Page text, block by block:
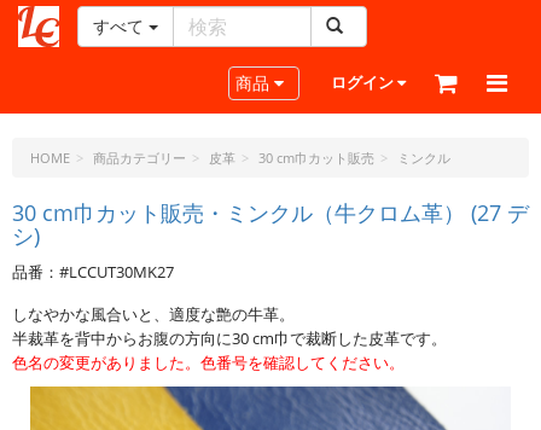
ー
ラ
ト・
ド
ッ
ト・
ジ
ェ
ー
ピ
ー
すべて
Toggle navigation
商品 ログイン
HOME 商品カテゴリー 皮革 30 cm巾カット販売 ミンクル
30 cm巾カット販売・ミンクル（牛クロム革） (27 デ
シ)
品番：#LCCUT30MK27
しなやかな風合いと、適度な艶の牛革。
半裁革を背中からお腹の方向に30 cm巾で裁断した皮革です。
色名の変更がありました。色番号を確認してください。